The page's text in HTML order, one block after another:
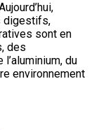
digestifs,
sont en
des
du
environnement